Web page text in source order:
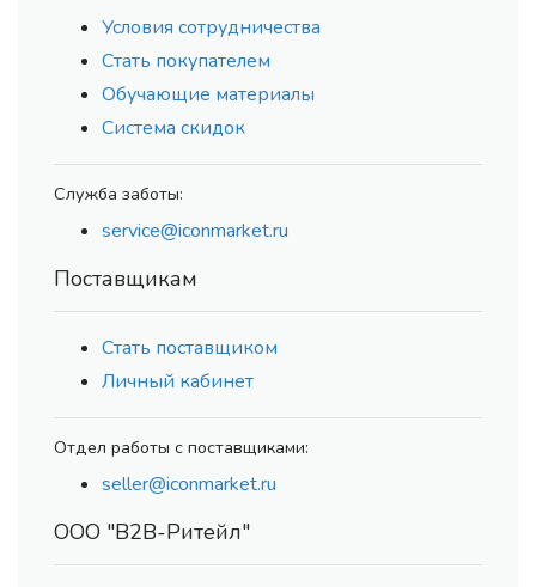
Условия сотрудничества
Стать покупателем
Обучающие материалы
Система скидок
Служба заботы:
service@iconmarket.ru
Поставщикам
Стать поставщиком
Личный кабинет
Отдел работы с поставщиками:
seller@iconmarket.ru
ООО "В2В-Ритейл"